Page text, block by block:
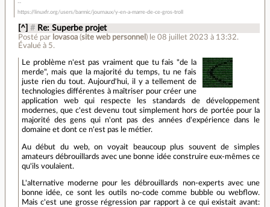
https://linuxfr.org/users/barmic/journaux/y-en-a-marre-de-ce-gros-troll
[^] # Re: Superbe projet
Posté par lovasoa(site web personnel ) le 08 juillet 2023 à 13:32.
Évalué à 5.
Le problème n'est pas vraiment que tu fais "de la
merde", mais que la majorité du temps, tu ne fais
juste rien du tout. Aujourd'hui, il y a tellement de
technologies différentes à maîtriser pour créer une
application web qui respecte les standards de développement
modernes, que c'est devenu tout simplement hors de portée pour la
majorité des gens qui n'ont pas des années d'expérience dans le
domaine et dont ce n'est pas le métier.
Au début du web, on voyait beaucoup plus souvent de simples
amateurs débrouillards avec une bonne idée construire eux-mêmes ce
qu'ils voulaient.
L'alternative moderne pour les débrouillards non-experts avec une
bonne idée, ce sont les outils no-code comme bubble ou webflow.
Mais c'est une grosse régression par rapport à ce qui existait avant: